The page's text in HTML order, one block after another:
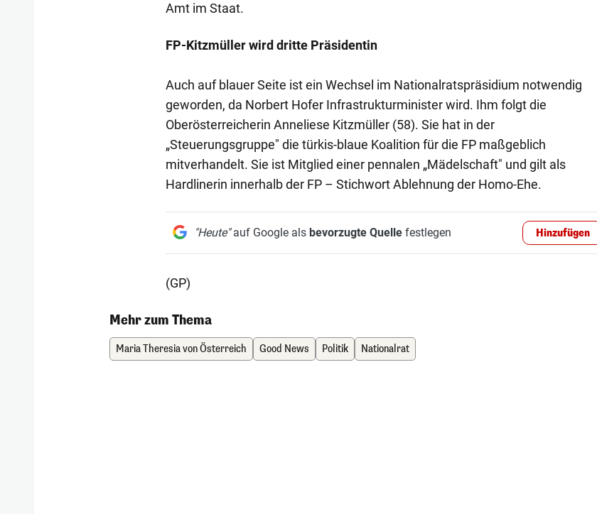
Amt im Staat.
FP-Kitzmüller wird dritte Präsidentin
Auch auf blauer Seite ist ein Wechsel im Nationalratspräsidium notwendig
geworden, da Norbert Hofer Infrastrukturminister wird. Ihm folgt die
Oberösterreicherin Anneliese Kitzmüller (58). Sie hat in der
„Steuerungsgruppe" die türkis-blaue Koalition für die FP maßgeblich
mitverhandelt. Sie ist Mitglied einer pennalen „Mädelschaft" und gilt als
Hardlinerin innerhalb der FP – Stichwort Ablehnung der Homo-Ehe.
"Heute"auf Google als bevorzugte Quellefestlegen Hinzufügen
(GP)
Mehr zum Thema
Maria Theresia von Österreich Good News Politik Nationalrat